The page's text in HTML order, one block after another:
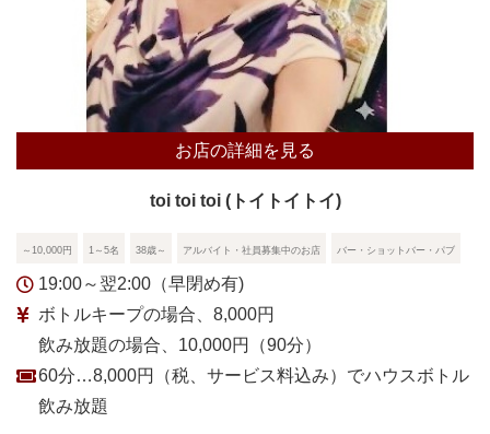
お店の詳細を見る
toi toi toi (トイトイトイ)
～10,000円 1～5名 38歳～ アルバイト・社員募集中のお店 バー・ショットバー・パブ
19:00～翌2:00（早閉め有)
ボトルキープの場合、8,000円
飲み放題の場合、10,000円（90分）
60分…8,000円（税、サービス料込み）でハウスボトル
飲み放題